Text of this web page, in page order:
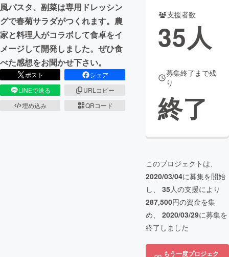
風パスタ、副菜は専用ドレッシン
グで春菊サラダがつくれます。農
家と料理人がコラボして食卓をイ
メージして開発しました。ぜひ食
べた感想をお聞かせ下さい。
ポスト
シェア
LINEで送る
URLコピー
埋め込み
QRコード
支援者数
35人
募集終了まで残
り
終了
このプロジェクトは、
2020/03/04に募集を開始
し、 35人の支援により
287,500円の資金を集
め、 2020/03/29に募集を
終了しました
もう一度プロジェク